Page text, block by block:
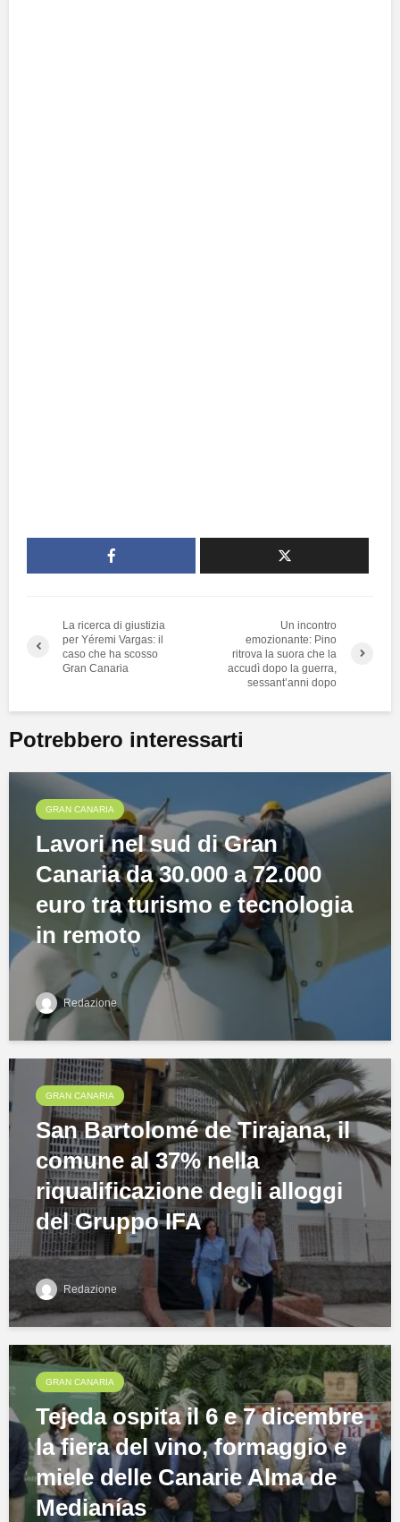
La ricerca di giustizia
per Yéremi Vargas: il
caso che ha scosso
Gran Canaria
Un incontro
emozionante: Pino
ritrova la suora che la
accudì dopo la guerra,
sessant’anni dopo
Potrebbero interessarti
GRAN CANARIA
Lavori nel sud di Gran
Canaria da 30.000 a 72.000
euro tra turismo e tecnologia
in remoto
Redazione
GRAN CANARIA
San Bartolomé de Tirajana, il
comune al 37% nella
riqualificazione degli alloggi
del Gruppo IFA
Redazione
GRAN CANARIA
Tejeda ospita il 6 e 7 dicembre
la fiera del vino, formaggio e
miele delle Canarie Alma de
Medianías